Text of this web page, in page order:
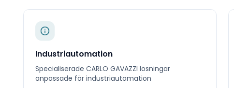
Industriautomation
Specialiserade CARLO GAVAZZI lösningar
anpassade för industriautomation